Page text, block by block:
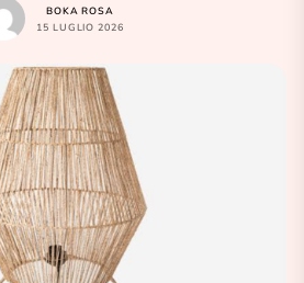
BOKA ROSA
15 LUGLIO 2026